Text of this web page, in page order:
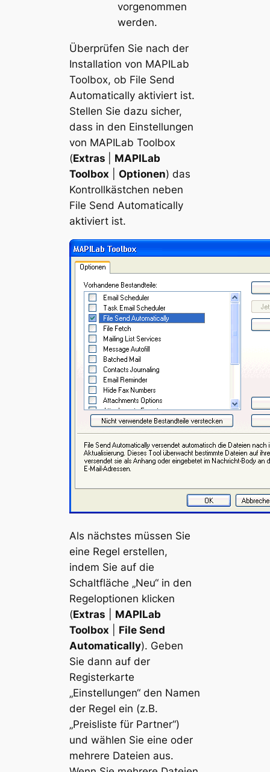
vorgenommen
werden​​.
Überprüfen Sie nach der
Installation von MAPILab
Toolbox, ob File Send
Automatically aktiviert ist.
Stellen Sie dazu sicher,
dass in den Einstellungen
von MAPILab Toolbox
(Extras
MAPILab
Toolbox |Optionen) das
Kontrollkästchen neben
File Send Automatically
aktiviert ist.
Als nächstes müssen Sie
eine Regel erstellen,
indem Sie auf die
Schaltfläche „Neu“ in den
Regeloptionen klicken
(Extras
MAPILab
Toolbox
File Send
Automatically). Geben
Sie dann auf der
Registerkarte
„Einstellungen“ den Namen
der Regel ein (z.B.
„Preisliste für Partner“)
und wählen Sie eine oder
mehrere Dateien aus.